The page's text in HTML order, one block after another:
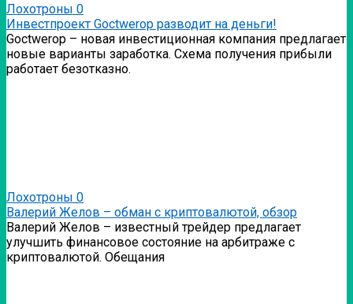
Лохотроны 0
Инвестпроект Goctwerop разводит на деньги!
Goctwerop – новая инвестиционная компания предлагает
новые варианты заработка. Схема получения прибыли
работает безотказно.
Лохотроны 0
Валерий Желов – обман с криптовалютой, обзор
Валерий Желов – известный трейдер предлагает
улучшить финансовое состояние на арбитраже с
криптовалютой. Обещания